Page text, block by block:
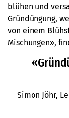
blühen und
Gründüngung,
von einem
Mischungen»,
Simon Jöhr,